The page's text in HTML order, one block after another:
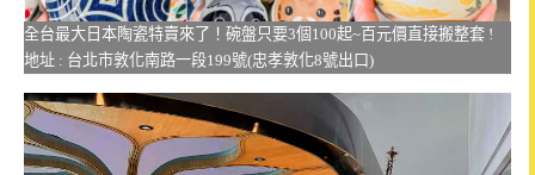
全台最大日本陶瓷特賣來了！碗盤只要3個100起~百元價直接搬整套 !
地址 : 台北市敦化南路一段199號(忠孝敦化8號出口)